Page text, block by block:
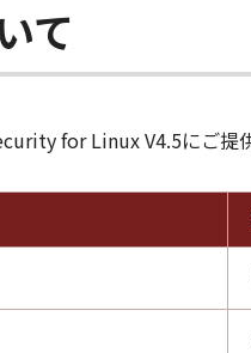
て
for Linux V4.5にご提